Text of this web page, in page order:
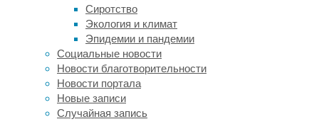
Сиротство
Экология и климат
Эпидемии и пандемии
Социальные новости
Новости благотворительности
Новости портала
Новые записи
Случайная запись
города.
Мы
рады
предложить
эксклюзивное
меню,
которое
включает